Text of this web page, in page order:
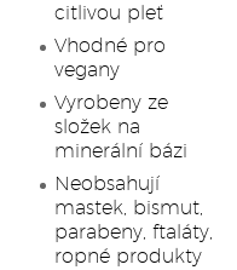
citlivou pleť
Vhodné pro
vegany
Vyrobeny ze
složek na
minerální bázi
Neobsahují
mastek, bismut,
parabeny, ftaláty,
ropné produkty